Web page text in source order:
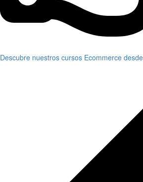
Descubre nuestros cursos Ecommerce